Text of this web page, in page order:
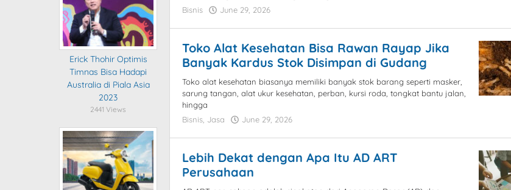
Erick Thohir Optimis
Timnas Bisa Hadapi
Australia di Piala Asia
2023
2441 Views
Bisnis
June 29, 2026
Toko Alat Kesehatan Bisa Rawan Rayap Jika
Banyak Kardus Stok Disimpan di Gudang
Toko alat kesehatan biasanya memiliki banyak stok barang seperti masker,
sarung tangan, alat ukur kesehatan, perban, kursi roda, tongkat bantu jalan,
hingga
Bisnis, Jasa June 29, 2026
Lebih Dekat dengan Apa Itu AD ART
Perusahaan